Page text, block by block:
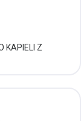
KAPIELI Z